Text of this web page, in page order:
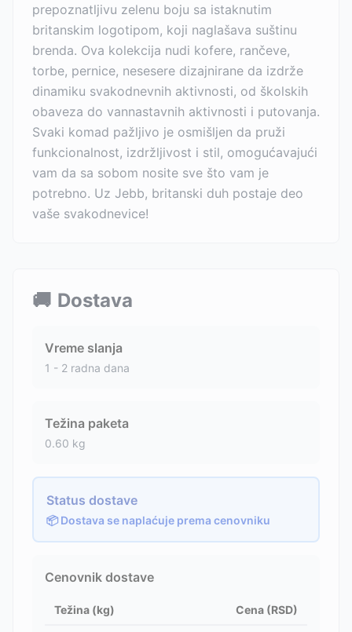
prepoznatljivu zelenu boju sa istaknutim
britanskim logotipom, koji naglašava suštinu
brenda. Ova kolekcija nudi kofere, rančeve,
torbe, pernice, nesesere dizajnirane da izdrže
dinamiku svakodnevnih aktivnosti, od školskih
obaveza do vannastavnih aktivnosti i putovanja.
Svaki komad pažljivo je osmišljen da pruži
funkcionalnost, izdržljivost i stil, omogućavajući
vam da sa sobom nosite sve što vam je
potrebno. Uz Jebb, britanski duh postaje deo
vaše svakodnevice!
🚚 Dostava
Vreme slanja
1 - 2 radna dana
Težina paketa
0.60 kg
Status dostave
📦 Dostava se naplaćuje prema cenovniku
Cenovnik dostave
Težina (kg) Cena (RSD)